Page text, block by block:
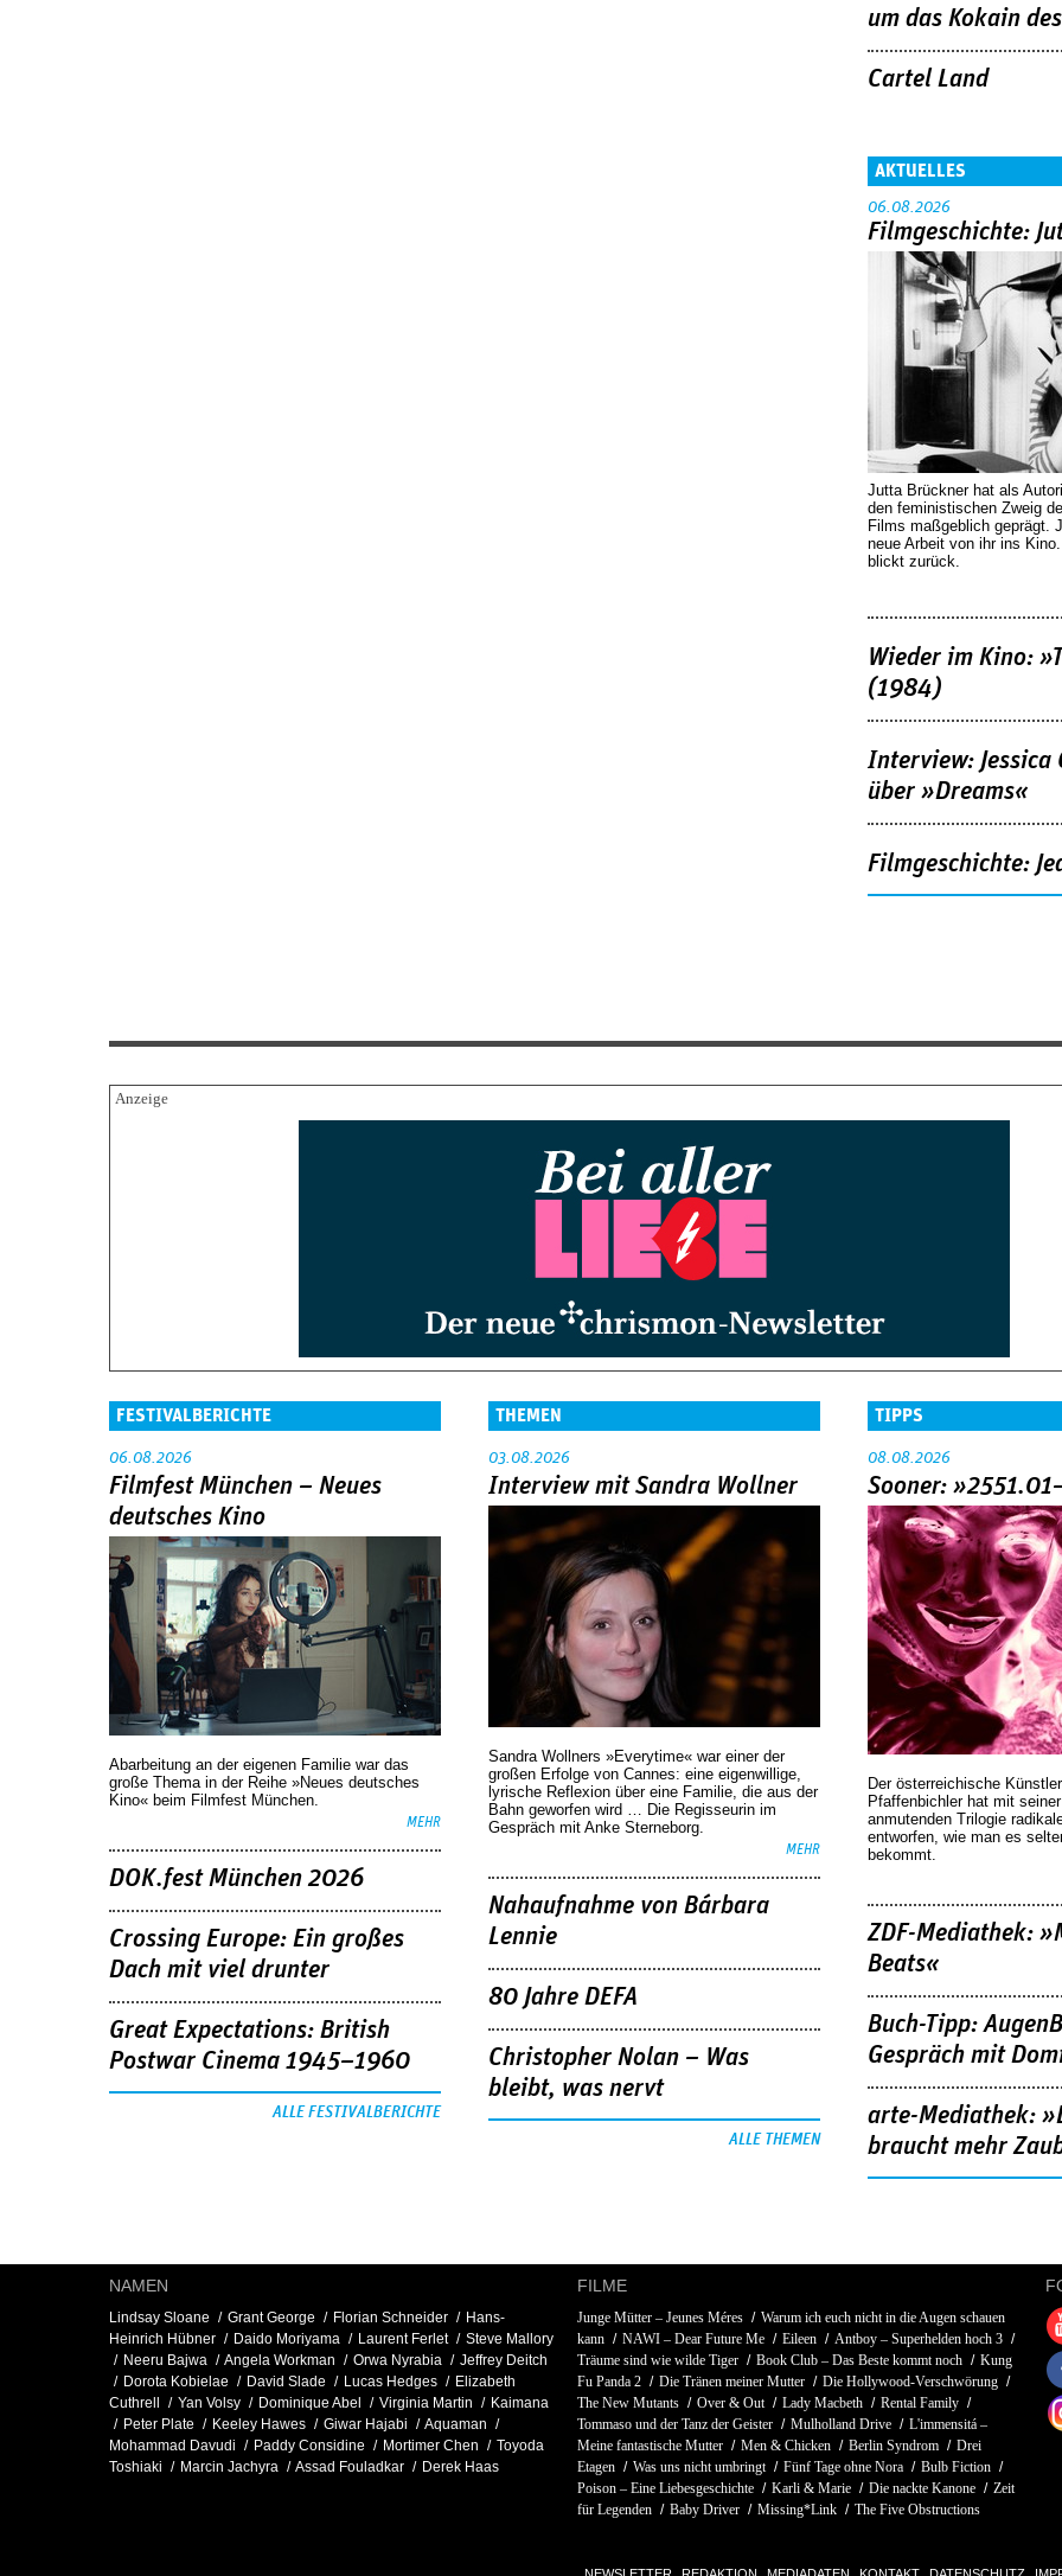
um das Kokain
Cartel Land
AKTUELLES
06.08.2026
Filmgeschichte:
Jutta Brückner hat als
den feministischen Zweig
Films maßgeblich geprägt.
neue Arbeit von ihr ins
blickt zurück.
Wieder im Kino:
(1984)
Interview: Jessica
über »Dreams«
Filmgeschichte:
FESTIVALBERICHTE
06.08.2026
Filmfest München – Neues
deutsches Kino
Abarbeitung an der eigenen Familie war das
große Thema in der Reihe »Neues deutsches
Kino« beim Filmfest München.
MEHR
DOK.fest München 2026
Crossing Europe: Ein großes
Dach mit viel drunter
Great Expectations: British
Postwar Cinema 1945–1960
ALLE FESTIVALBERICHTE
THEMEN
03.08.2026
Interview mit Sandra Wollner
Sandra Wollners »Everytime« war einer der
großen Erfolge von Cannes: eine eigenwillige,
lyrische Reflexion über eine ­Familie, die aus der
Bahn geworfen wird … Die Regisseurin im
Gespräch mit Anke Sterneborg.
MEHR
Nahaufnahme von Bárbara
Lennie
80 Jahre DEFA
Christopher Nolan – Was
bleibt, was nervt
ALLE THEMEN
TIPPS
08.08.2026
Sooner:
Der österreichische
Pfaffenbichler hat mit
anmutenden Trilogie
entworfen, wie man es
bekommt.
ZDF-Mediathek:
Beats«
Buch-Tipp:
Gespräch mit
arte-Mediathek:
braucht mehr
NAMEN
Lindsay Sloane Grant George Florian Schneider
Hans-
Heinrich Hübner
Daido Moriyama Laurent Ferlet
Steve Mallory
Neeru Bajwa
Angela Workman Orwa Nyrabia
Jeffrey Deitch
Dorota Kobielae
David Slade Lucas Hedges
Elizabeth
Cuthrell
Yan Volsy Dominique Abel Virginia Martin
Kaimana
Peter Plate
Keeley Hawes Giwar Hajabi
Aquaman
Mohammad Davudi
Paddy Considine Mortimer Chen
Toyoda
Toshiaki
Marcin Jachyra Assad Fouladkar Derek Haas
FILME
Junge Mütter – Jeunes Méres
Warum ich euch nicht in die Augen schauen
kann
NAWI – Dear Future Me Eileen
Antboy – Superhelden hoch 3
Träume sind wie wilde Tiger
Book Club – Das Beste kommt noch
Kung
Fu Panda 2
Die Tränen meiner Mutter
Die Hollywood-Verschwörung
The New Mutants
Over & Out Lady Macbeth
Rental Family
Tommaso und der Tanz der Geister
Mulholland Drive
L'immensitá –
Meine fantastische Mutter
Men & Chicken Berlin Syndrom
Drei
Etagen
Was uns nicht umbringt Fünf Tage ohne Nora
Bulb Fiction
Poison – Eine Liebesgeschichte
Karli & Marie Die nackte Kanone
Zeit
für Legenden
Baby Driver Missing*Link The Five Obstructions